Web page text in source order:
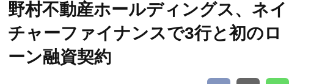
野村不動産ホールディングス、ネイ
チャーファイナンスで3行と初のロ
ーン融資契約